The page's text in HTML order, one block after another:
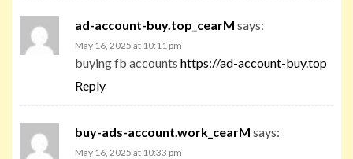
ad-account-buy.top_cearM says:
May 16, 2025 at 10:11 pm
buying fb accounts https://ad-account-buy.top
Reply
buy-ads-account.work_cearM says:
May 16, 2025 at 10:33 pm